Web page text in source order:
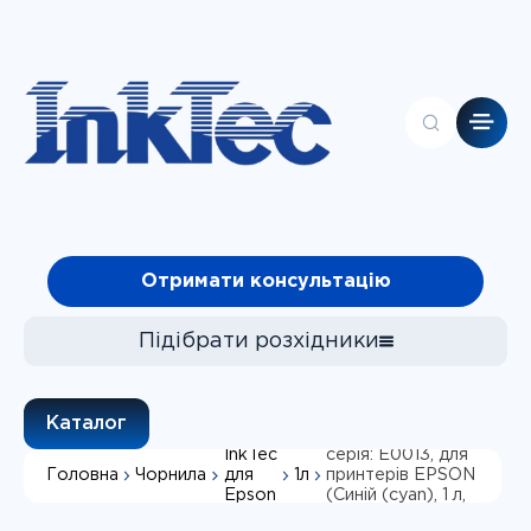
Отримати консультацію
Підібрати розхідники
Підібрати
Фотопапір
СБПЧ
Головна
Контакти
Клієнтам
Каталог
Головна Чорнила
InkTec
для
Epson
1л
серія: E0013, для
принтерів EPSON
(Синій (сyan), 1 л,